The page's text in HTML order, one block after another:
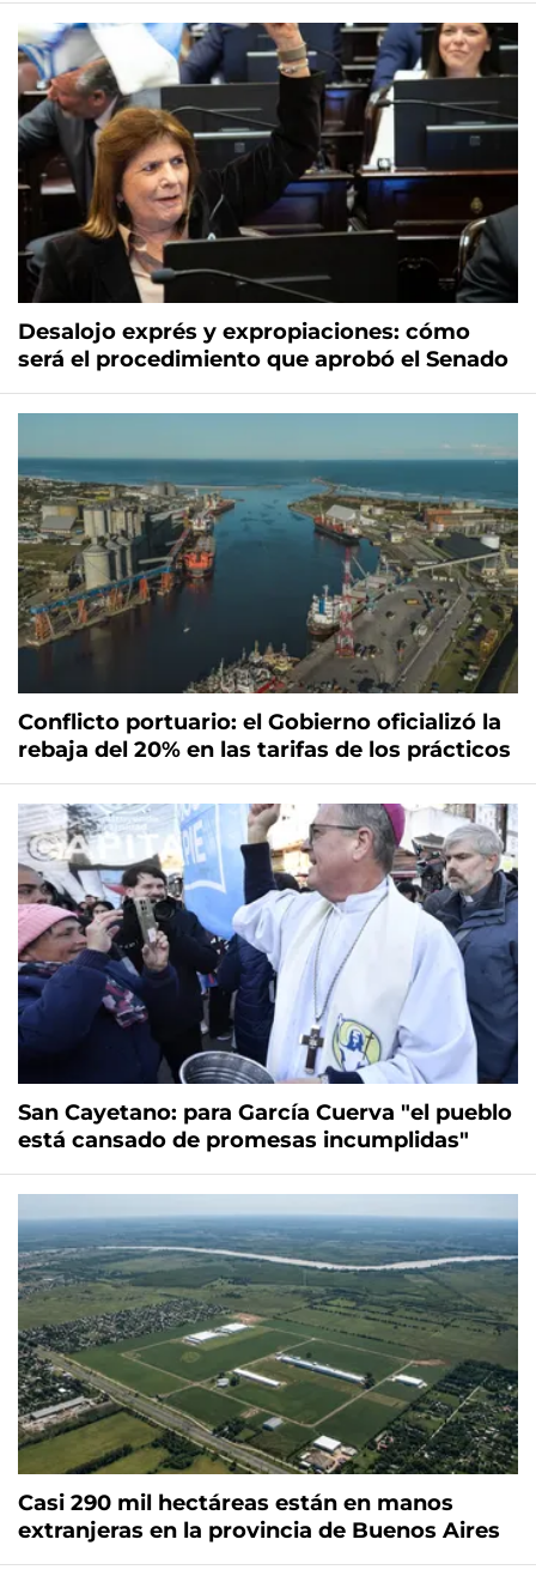
Desalojo exprés y expropiaciones: cómo
será el procedimiento que aprobó el Senado
Conflicto portuario: el Gobierno oficializó la
rebaja del 20% en las tarifas de los prácticos
San Cayetano: para García Cuerva "el pueblo
está cansado de promesas incumplidas"
Casi 290 mil hectáreas están en manos
extranjeras en la provincia de Buenos Aires